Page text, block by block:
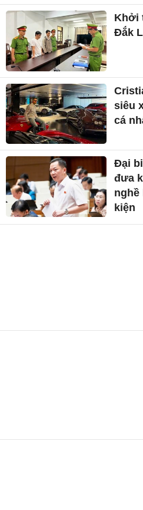
Khởi
Đắk
siêu
cá
Đại
đưa
nghề
kiện